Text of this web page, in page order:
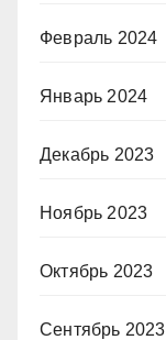
Февраль 2024
Январь 2024
Декабрь 2023
Ноябрь 2023
Октябрь 2023
Сентябрь 2023